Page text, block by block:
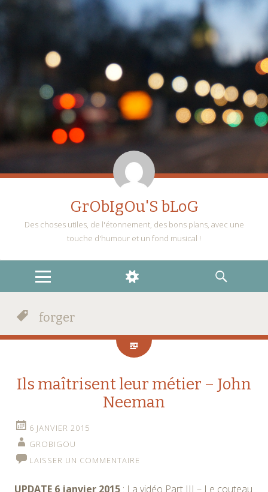
GrObIgOu'S bLoG
Des choses utiles, de l'étonnement, des bons plans, avec une
touche d'humour et un fond musical !
MENU
WIDGETS
RECHERCHE
forger
Ils maîtrisent leur métier – John
Neeman
6 JANVIER 2015
GROBIGOU
LAISSER UN COMMENTAIRE
UPDATE 6 janvier 2015 : La vidéo Part III – Le couteau